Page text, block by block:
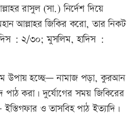
রাসুল (সা.) নির্দেশ দিয়ে
আল্লাহর জিকির করো, তার নিকট
: ২/৩০; মুসলিম, হাদিস :
উপায় হচ্ছে— নামাজ পড়া, কুরআন
পাঠ করা। দুর্যোগের সময় জিকিরের
ও তাসবিহ পাঠ ইত্যাদি।